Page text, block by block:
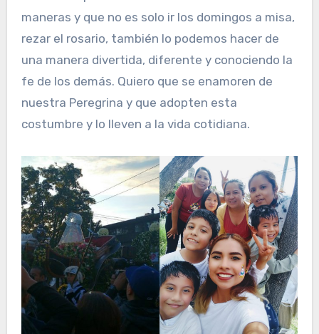
maneras y que no es solo ir los domingos a misa,
rezar el rosario, también lo podemos hacer de
una manera divertida, diferente y conociendo la
fe de los demás. Quiero que se enamoren de
nuestra Peregrina y que adopten esta
costumbre y lo lleven a la vida cotidiana.